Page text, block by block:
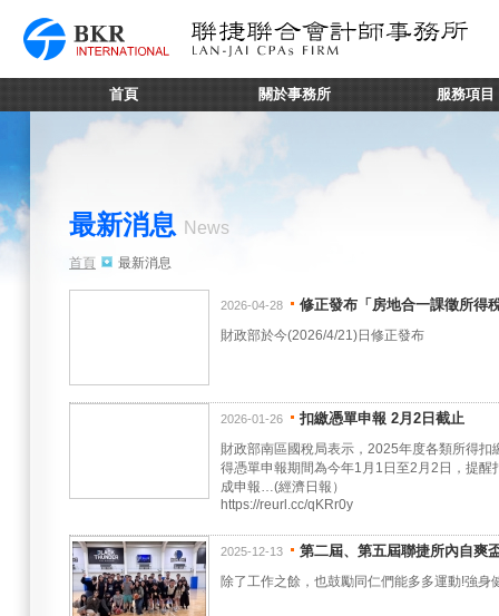
首頁 關於事務所 服務項目
最新消息 News
首頁 最新消息
2026-04-28 修正發布「房地合一課徵所得
財政部於今(2026/4/21)日修正發布
2026-01-26 扣繳憑單申報 2月2日截止
財政部南區國稅局表示，2025年度各類所得
得憑單申報期間為今年1月1日至2月2日，提
成申報…(經濟日報）
https://reurl.cc/qKRr0y
2025-12-13 第二屆、第五屆聯捷所內自爽
除了工作之餘，也鼓勵同仁們能多多運動!強身